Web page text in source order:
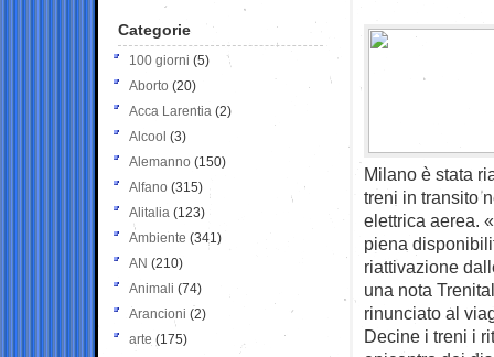
Milano è stata
treni in transito
elettrica aerea.
piena
riattivazione
una nota
rinunciato al
Decine i treni i
Categorie
100 giorni (5)
Aborto (20)
Acca Larentia (2)
Alcool (3)
Alemanno (150)
Alfano (315)
Alitalia (123)
Ambiente (341)
AN (210)
Animali (74)
Arancioni (2)
arte (175)